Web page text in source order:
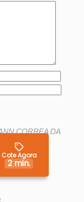
CORREA DA
Cote Agora
2 min.